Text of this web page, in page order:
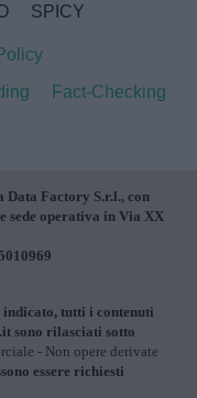
SPICY
Fact-Checking
Factory S.r.l., con
sede operativa in Via XX
indicato, tutti i contenuti
sono rilasciati sotto
- Non opere derivate
essere richiesti